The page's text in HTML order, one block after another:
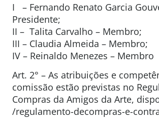
I – Fernando Renato Garcia
Presidente;
II – Talita Carvalho – Membro;
III – Claudia Almeida – Membro;
IV – Reinaldo Menezes – Membro
Art. 2° – As atribuições e
comissão estão previstas no
Compras da Amigos da Arte,
/regulamento-decompras-e-